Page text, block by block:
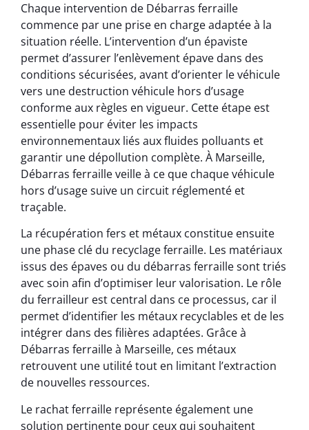
Chaque intervention de Débarras ferraille
commence par une prise en charge adaptée à la
situation réelle. L’intervention d’un épaviste
permet d’assurer l’enlèvement épave dans des
conditions sécurisées, avant d’orienter le véhicule
vers une destruction véhicule hors d’usage
conforme aux règles en vigueur. Cette étape est
essentielle pour éviter les impacts
environnementaux liés aux fluides polluants et
garantir une dépollution complète. À Marseille,
Débarras ferraille veille à ce que chaque véhicule
hors d’usage suive un circuit réglementé et
traçable.
La récupération fers et métaux constitue ensuite
une phase clé du recyclage ferraille. Les matériaux
issus des épaves ou du débarras ferraille sont triés
avec soin afin d’optimiser leur valorisation. Le rôle
du ferrailleur est central dans ce processus, car il
permet d’identifier les métaux recyclables et de les
intégrer dans des filières adaptées. Grâce à
Débarras ferraille à Marseille, ces métaux
retrouvent une utilité tout en limitant l’extraction
de nouvelles ressources.
Le rachat ferraille représente également une
solution pertinente pour ceux qui souhaitent